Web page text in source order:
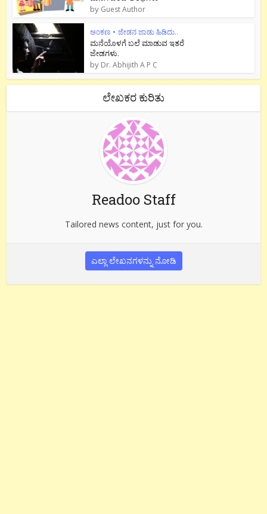
by Guest Author
ಅಂಕಣ • ಜೇಡನ ಜಾಡು ಹಿಡಿದು..
ಮನೆಯೊಳಗೆ ಬಲೆ ಮಾಡುವ ಇತರೆ
ಜೇಡಗಳು.
by Dr. Abhijith A P C
ಲೇಖಕರ ಕುರಿತು
Readoo Staff
Tailored news content, just for you.
ಎಲ್ಲಾ ಲೇಖನಗಳನ್ನು ನೋಡಿ